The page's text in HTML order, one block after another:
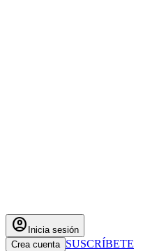
account_circle Inicia sesión
Crea cuenta SUSCRÍBETE